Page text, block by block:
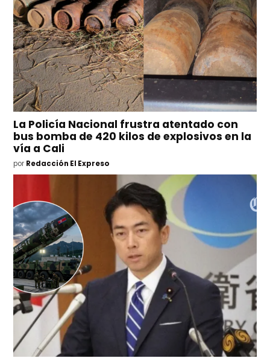
La Policía Nacional frustra atentado con
bus bomba de 420 kilos de explosivos en la
vía a Cali
por Redacción El Expreso